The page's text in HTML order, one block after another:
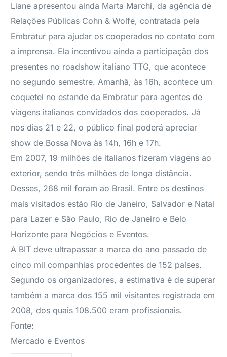
Liane apresentou ainda Marta Marchi, da agência de
Relações Públicas Cohn & Wolfe, contratada pela
Embratur para ajudar os cooperados no contato com
a imprensa. Ela incentivou ainda a participação dos
presentes no roadshow italiano TTG, que acontece
no segundo semestre. Amanhã, às 16h, acontece um
coquetel no estande da Embratur para agentes de
viagens italianos convidados dos cooperados. Já
nos dias 21 e 22, o público final poderá apreciar
show de Bossa Nova às 14h, 16h e 17h.
Em 2007, 19 milhões de italianos fizeram viagens ao
exterior, sendo três milhões de longa distância.
Desses, 268 mil foram ao Brasil. Entre os destinos
mais visitados estão Rio de Janeiro, Salvador e Natal
para Lazer e São Paulo, Rio de Janeiro e Belo
Horizonte para Negócios e Eventos.
A BIT deve ultrapassar a marca do ano passado de
cinco mil companhias procedentes de 152 países.
Segundo os organizadores, a estimativa é de superar
também a marca dos 155 mil visitantes registrada em
2008, dos quais 108.500 eram profissionais.
Fonte:
Mercado e Eventos